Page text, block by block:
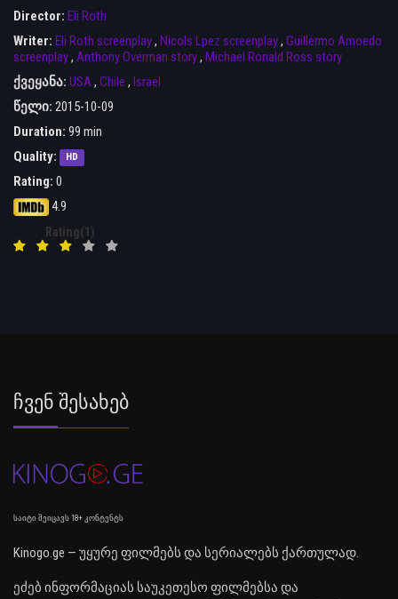
Director: Eli Roth
Writer: Eli Roth screenplay, Nicols Lpez screenplay, Guillermo Amoedo
screenplay, Anthony Overman story, Michael Ronald Ross story
ქვეყანა: USA , Chile , Israel
წელი: 2015-10-09
Duration: 99 min
Quality:
HD
Rating: 0
4.9
Rating(1)
Ჩვენ Შესახებ
საიტი შეიცავს 18+ კონტენტს
Kinogo.ge — უყურე ფილმებს და სერიალებს ქართულად.
ეძებ ინფორმაციას საუკეთესო ფილმებსა და